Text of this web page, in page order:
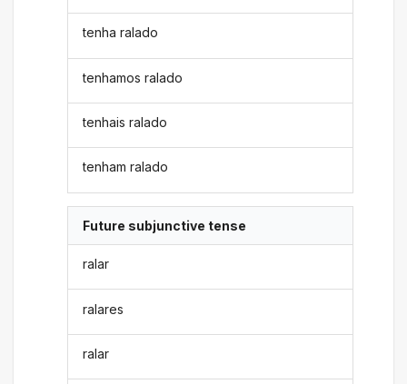
tenha ralado
tenhamos ralado
tenhais ralado
tenham ralado
Future subjunctive tense
ralar
ralares
ralar